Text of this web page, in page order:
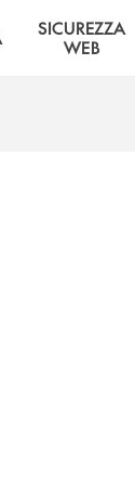
SICUREZZA
WEB